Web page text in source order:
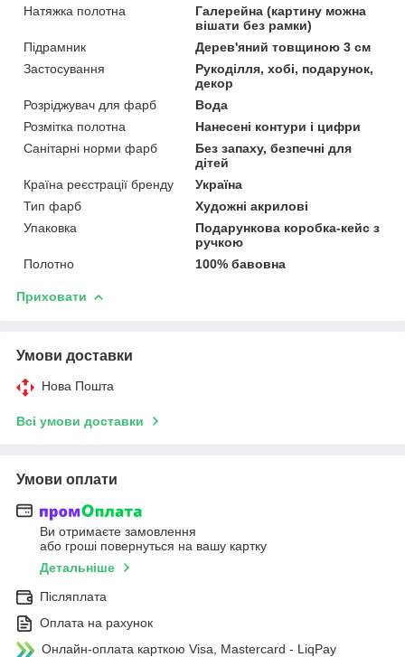
Натяжка полотна
Галерейна (картину можна
вішати без рамки)
Підрамник
Дерев'яний товщиною 3 см
Застосування
Рукоділля, хобі, подарунок,
декор
Розріджувач для фарб
Вода
Розмітка полотна
Нанесені контури і цифри
Санітарні норми фарб
Без запаху, безпечні для
дітей
Країна реєстрації бренду
Україна
Тип фарб
Художні акрилові
Упаковка
Подарункова коробка-кейс з
ручкою
Полотно
100% бавовна
Приховати
Умови доставки
Нова Пошта
Всі умови доставки
Умови оплати
Ви отримаєте замовлення
або гроші повернуться на вашу картку
Детальніше
Післяплата
Оплата на рахунок
Онлайн-оплата карткою Visa, Mastercard - LiqPay